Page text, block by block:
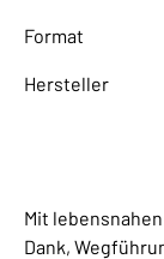
Format
Hersteller
Mit
Dank,